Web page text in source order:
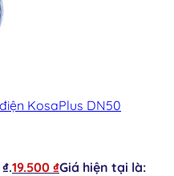
KosaPlus DN50
19.500 ₫Giá hiện tại là: